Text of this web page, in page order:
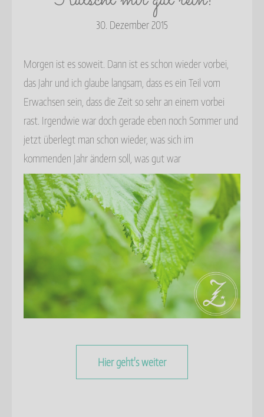
30. Dezember 2015
Morgen ist es soweit. Dann ist es schon wieder vorbei,
das Jahr und ich glaube langsam, dass es ein Teil vom
Erwachsen sein, dass die Zeit so sehr an einem vorbei
rast. Irgendwie war doch gerade eben noch Sommer und
jetzt überlegt man schon wieder, was sich im
kommenden Jahr ändern soll, was gut war
Hier geht's weiter